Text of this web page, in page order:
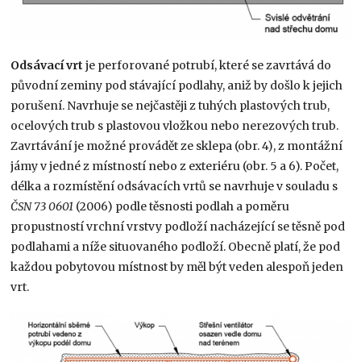
Odsávací vrtje perforované potrubí, které se zavrtává do
původní zeminy pod stávající podlahy, aniž by došlo k jejich
porušení. Navrhuje se nejčastěji z tuhých plastových trub,
ocelových trub s plastovou vložkou nebo nerezových trub.
Zavrtávání je možné provádět ze sklepa (obr. 4), z montážní
jámy v jedné z místností nebo z exteriéru (obr. 5 a 6). Počet,
délka a rozmístění odsávacích vrtů se navrhuje v souladu s
ČSN 73 0601 (2006) podle těsnosti podlah a poměru
propustností vrchní vrstvy podloží nacházející se těsně pod
podlahami a níže situovaného podloží. Obecně platí, že pod
každou pobytovou místnost by měl být veden alespoň jeden
vrt.